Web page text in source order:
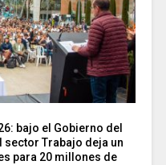
bajo el Gobierno del
sector Trabajo deja un
para 20 millones de